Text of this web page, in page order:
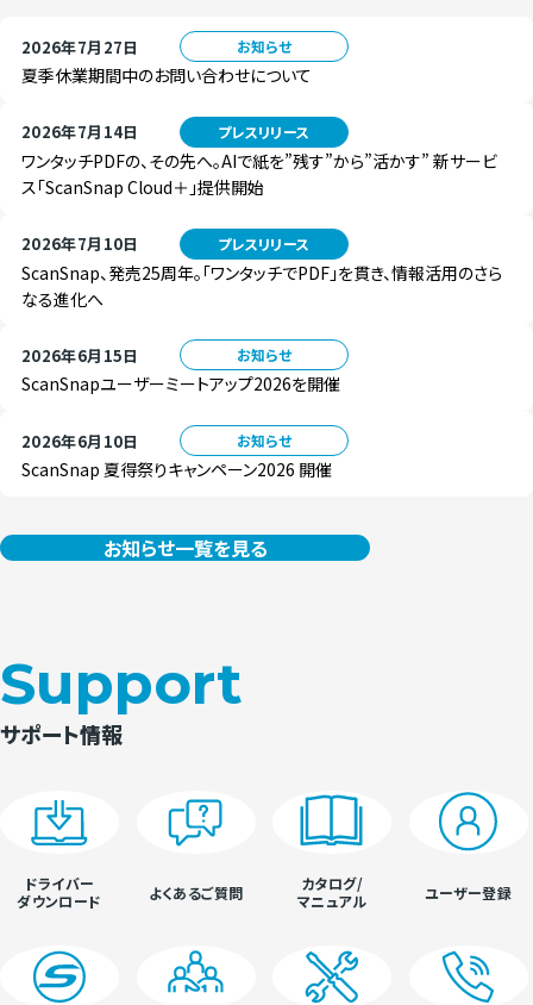
2026年7月27日 お知らせ
夏季休業期間中のお問い合わせについて
2026年7月14日 プレスリリース
ワンタッチPDFの、その先へ。AIで紙を”残す”から”活かす” 新サービ
ス「ScanSnap Cloud＋」提供開始
2026年7月10日 プレスリリース
ScanSnap、発売25周年。「ワンタッチでPDF」を貫き、情報活用のさら
なる進化へ
2026年6月15日 お知らせ
ScanSnapユーザーミートアップ2026を開催
2026年6月10日 お知らせ
ScanSnap 夏得祭りキャンペーン2026 開催
お知らせ一覧を見る
Support
サポート情報
ドライバー
ダウンロード
よくあるご質問
カタログ/
マニュアル
ユーザー登録